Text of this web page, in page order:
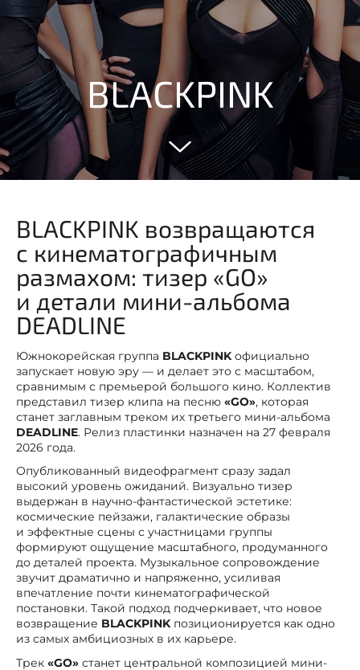
BLACKPINK
BLACKPINK возвращаются
с кинематографичным
размахом: тизер «GO»
и детали мини-альбома
DEADLINE
Южнокорейская группа BLACKPINKофициально
запускает новую эру — и делает это с масштабом,
сравнимым с премьерой большого кино. Коллектив
представил тизер клипа на песню «GO», которая
станет заглавным треком их третьего мини-альбома
DEADLINE. Релиз пластинки назначен на 27 февраля
2026 года.
Опубликованный видеофрагмент сразу задал
высокий уровень ожиданий. Визуально тизер
выдержан в научно-фантастической эстетике:
космические пейзажи, галактические образы
и эффектные сцены с участницами группы
формируют ощущение масштабного, продуманного
до деталей проекта. Музыкальное сопровождение
звучит драматично и напряженно, усиливая
впечатление почти кинематографической
постановки. Такой подход подчеркивает, что новое
возвращение BLACKPINKпозиционируется как одно
из самых амбициозных в их карьере.
Трек «GO» станет центральной композицией мини-